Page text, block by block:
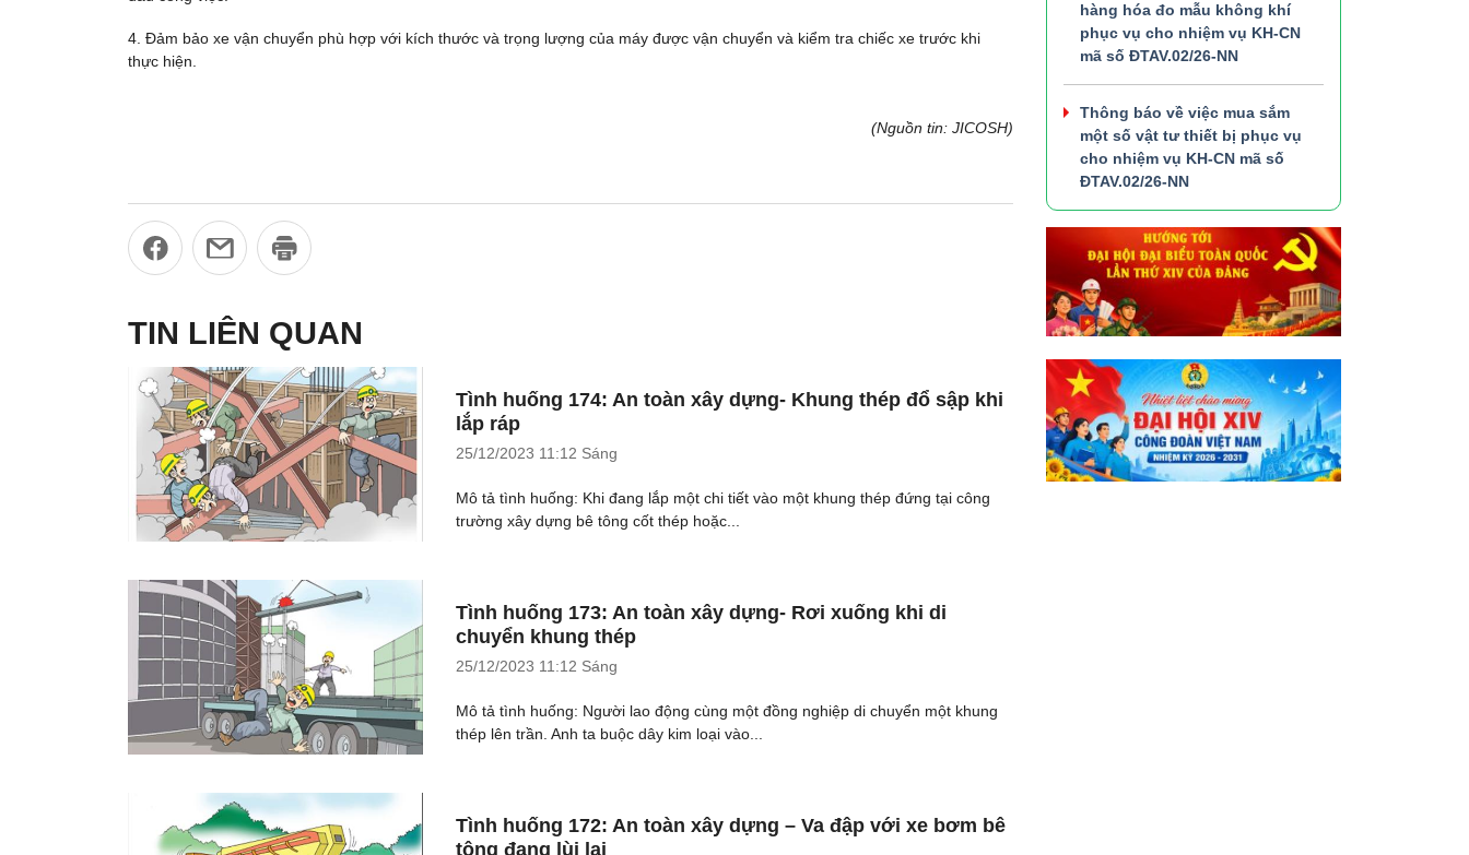
4. Đảm bảo xe vận chuyển phù hợp với kích thước và trọng lượng của máy được vận chuyển và kiểm tra chiếc xe trước khi
thực hiện.
(Nguồn tin: JICOSH)
TIN LIÊN QUAN
Tình huống 174: An toàn xây dựng- Khung thép đổ sập khi
lắp ráp
25/12/2023 11:12 Sáng
Mô tả tình huống: Khi đang lắp một chi tiết vào một khung thép đứng tại công
trường xây dựng bê tông cốt thép hoặc...
Tình huống 173: An toàn xây dựng- Rơi xuống khi di
chuyển khung thép
25/12/2023 11:12 Sáng
Mô tả tình huống: Người lao động cùng một đồng nghiệp di chuyển một khung
thép lên trần. Anh ta buộc dây kim loại vào...
Tình huống 172: An toàn xây dựng – Va đập với xe bơm bê
tông đang lùi lại
hàng hóa đo mẫu không khí
phục vụ cho nhiệm vụ KH-CN
mã số ĐTAV.02/26-NN
Thông báo về việc mua sắm
một số vật tư thiết bị phục vụ
cho nhiệm vụ KH-CN mã số
ĐTAV.02/26-NN